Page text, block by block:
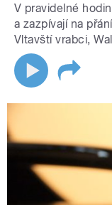
V pravidelné
a zazpívají na
Vltavští vrabci,